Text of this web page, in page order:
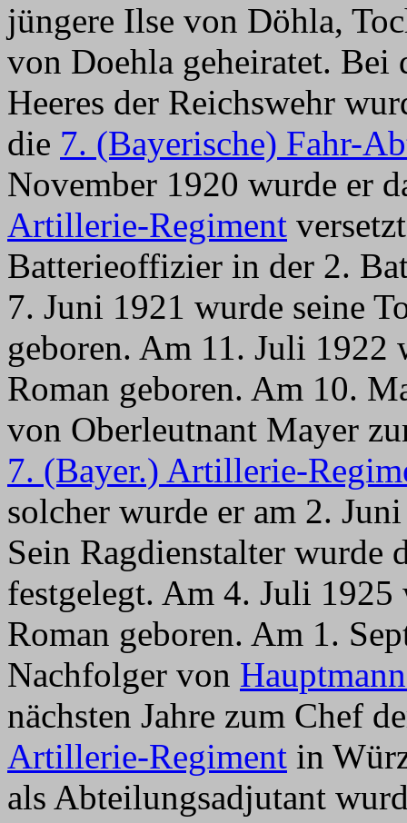
jüngere Ilse von Döhla,
von Doehla geheiratet.
Heeres der Reichswehr
die 7. (Bayerische) Fahr-
November 1920 wurde er
Artillerie-Regiment
Batterieoffizier in der 2.
7. Juni 1921 wurde seine
geboren. Am 11. Juli 1922
Roman geboren. Am 10.
von Oberleutnant Mayer
7. (Bayer.) Artillerie-
solcher wurde er am 2.
Sein Ragdienstalter wurde
festgelegt. Am 4. Juli 1925
Roman geboren. Am 1.
Nachfolger von
nächsten Jahre zum Chef
Artillerie-Regiment in
als Abteilungsadjutant